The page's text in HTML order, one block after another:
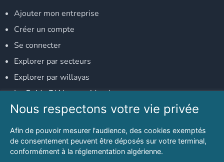
Ajouter mon entreprise
Créer un compte
Se connecter
Explorer par secteurs
Explorer par willayas
Le Guide D'Alger, guide-alger.com
NOS RÉSEAUX SOCIAUX
Notre page Facebook
Notre page LinkedIn
Nous respectons votre vie privée
Afin de pouvoir mesurer l'audience, des cookies exemptés
de consentement peuvent être déposés sur votre terminal,
conformément à la réglementation algérienne.